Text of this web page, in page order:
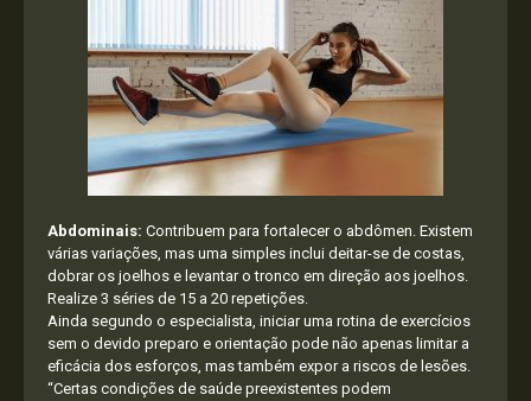
Abdominais: Contribuem para fortalecer o abdômen. Existem
várias variações, mas uma simples inclui deitar-se de costas,
dobrar os joelhos e levantar o tronco em direção aos joelhos.
Realize 3 séries de 15 a 20 repetições.
Ainda segundo o especialista, iniciar uma rotina de exercícios
sem o devido preparo e orientação pode não apenas limitar a
eficácia dos esforços, mas também expor a riscos de lesões.
“Certas condições de saúde preexistentes podem